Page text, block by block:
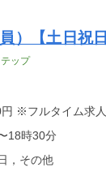
）【土日祝日
ップ
は月額（換算額）、パート求人の場合は
18時30分
，その他